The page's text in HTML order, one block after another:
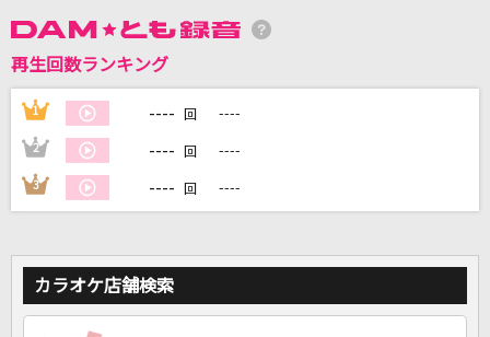
自宅でカラオケ歌い放題！
家族や友達と一緒に！練習にも！
再生回数ランキング
1 ---- 回 ----
2 ---- 回 ----
3 ---- 回 ----
カラオケ店舗検索